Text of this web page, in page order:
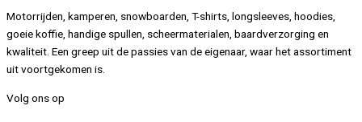
Motorrijden, kamperen, snowboarden, T-shirts, longsleeves, hoodies,
goeie koffie, handige spullen, scheermaterialen, baardverzorging en
kwaliteit. Een greep uit de passies van de eigenaar, waar het assortiment
uit voortgekomen is.
Volg ons op